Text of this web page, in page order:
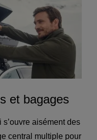
et bagages
aisément des
central multiple pour